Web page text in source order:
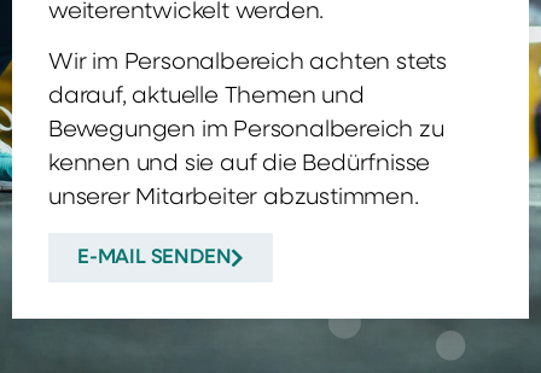
weiterentwickelt werden.
Wir im Personalbereich achten stets
darauf, aktuelle Themen und
Bewegungen im Personalbereich zu
kennen und sie auf die Bedürfnisse
unserer Mitarbeiter abzustimmen.
E-MAIL SENDEN